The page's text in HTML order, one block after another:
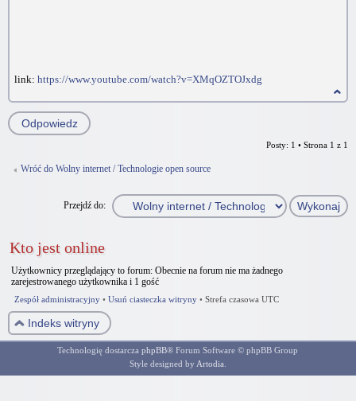
link: https://www.youtube.com/watch?v=XMqOZTOJxdg
Odpowiedz
Posty: 1 • Strona 1 z 1
Wróć do Wolny internet / Technologie open source
Przejdź do:
Kto jest online
Użytkownicy przeglądający to forum: Obecnie na forum nie ma żadnego
zarejestrowanego użytkownika i 1 gość
Zespół administracyjny • Usuń ciasteczka witryny • Strefa czasowa UTC
Indeks witryny
Technologię dostarczaphpBB® Forum Software © phpBB Group
Style designed by Artodia